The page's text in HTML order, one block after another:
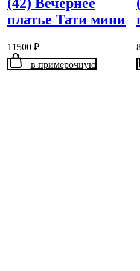
платье Тати мини
11500 ₽
в примерочную